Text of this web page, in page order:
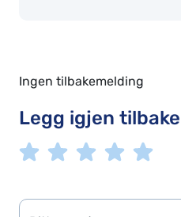
Ingen tilbakemelding
Legg igjen